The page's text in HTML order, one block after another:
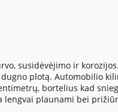
susidėvėjimo ir
plotą. Automobilio
bortelius kad
lengvai plaunami bei